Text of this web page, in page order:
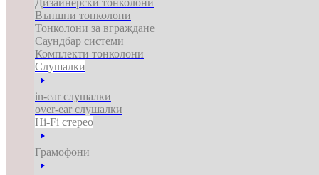
Дизайнерски тонколони
Външни тонколони
Тонколони за вграждане
Саундбар системи
Комплекти тонколони
Слушалки
in-ear слушалки
over-ear слушалки
Hi-Fi стерео
Грамофони